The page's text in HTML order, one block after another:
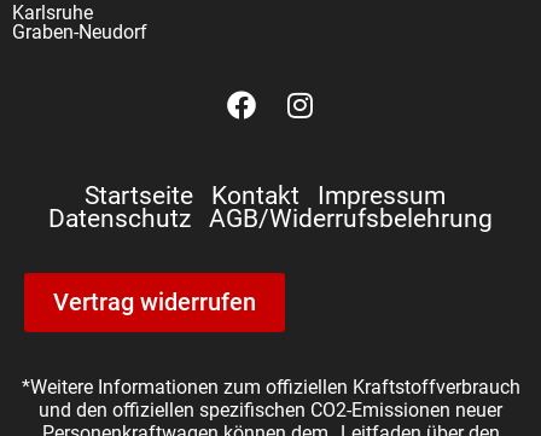
Karlsruhe
Graben-Neudorf
Startseite Kontakt Impressum
Datenschutz AGB/Widerrufsbelehrung
Vertrag widerrufen
*Weitere Informationen zum offiziellen Kraftstoffverbrauch
und den offiziellen spezifischen CO2-Emissionen neuer